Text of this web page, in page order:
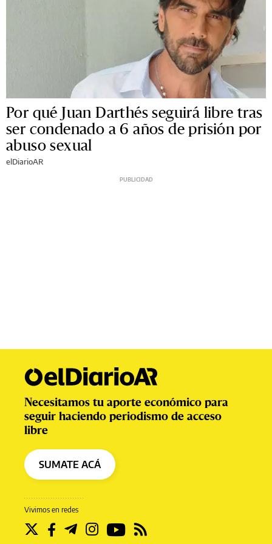
Por qué Juan Darthés seguirá libre tras
ser condenado a 6 años de prisión por
abuso sexual
elDiarioAR
Vivimos en redes
Necesitamos tu aporte económico para
seguir haciendo periodismo de acceso
libre
SUMATE ACÁ